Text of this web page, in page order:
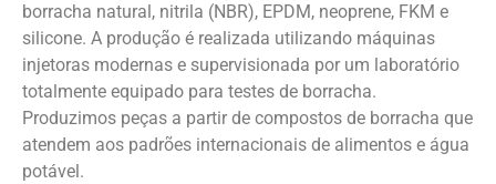
borracha natural, nitrila (NBR), EPDM, neoprene, FKM e
silicone. A produção é realizada utilizando máquinas
injetoras modernas e supervisionada por um laboratório
totalmente equipado para testes de borracha.
Produzimos peças a partir de compostos de borracha que
atendem aos padrões internacionais de alimentos e água
potável.